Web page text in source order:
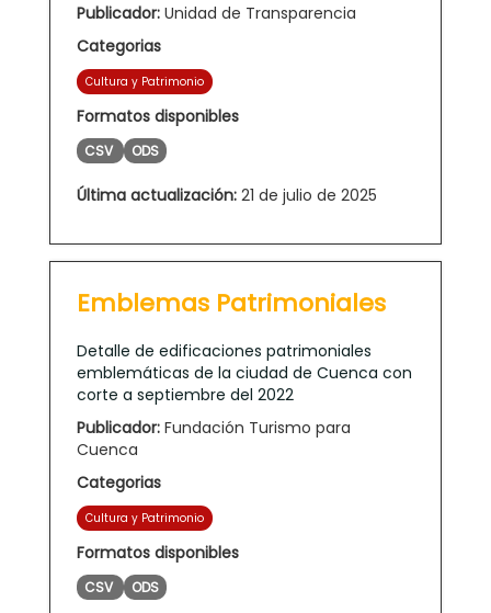
Publicador: Unidad de Transparencia
Categorias
Cultura y Patrimonio
Formatos disponibles
CSV ODS
Última actualización: 21 de julio de 2025
Emblemas Patrimoniales
Detalle de edificaciones patrimoniales
emblemáticas de la ciudad de Cuenca con
corte a septiembre del 2022
Publicador: Fundación Turismo para
Cuenca
Categorias
Cultura y Patrimonio
Formatos disponibles
CSV ODS